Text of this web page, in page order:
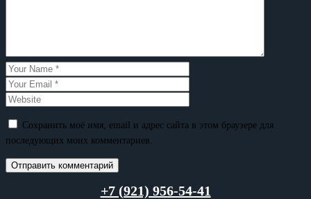
Сохранить моё имя, email и адрес сайта в этом браузере для
последующих моих комментариев.
+7 (921) 956-54-41